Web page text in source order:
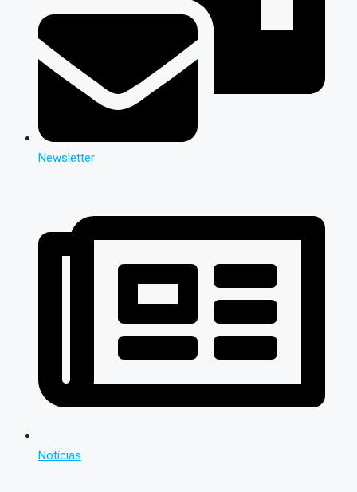
Newsletter
Notícias